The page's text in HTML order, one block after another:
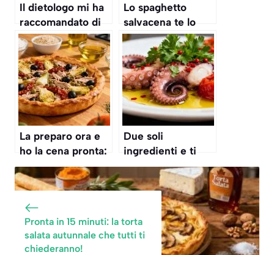
Il dietologo mi ha
raccomandato di
non mescolare
mai il pane con la
pasta: faccio
un’eccezione, con
questa crema
impossibile
evitare la
scarpetta
Lo spaghetto
salvacena te lo
dico io come lo
devi fare, il
successo è
assicurato con 2
ingredienti
La preparo ora e
ho la cena pronta:
invito pure gli
amici, tanto con
questa torta
rustica nessuno
resta a secco
Due soli
ingredienti e ti
gusti un polpo
indiavolato da 10 e
lode, incredibile
morbidezza con
questa ricetta
facile
Pronta in 15 minuti: la torta
salata autunnale che tutti ti
chiederanno!